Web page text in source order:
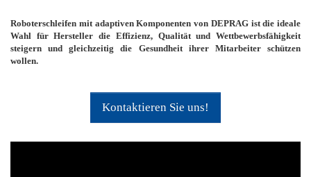
Roboterschleifen mit adaptiven Komponenten von DEPRAG ist die ideale
Wahl für Hersteller die Effizienz, Qualität und Wettbewerbsfähigkeit
steigern und gleichzeitig die Gesundheit ihrer Mitarbeiter schützen
wollen.
Kontaktieren Sie uns!